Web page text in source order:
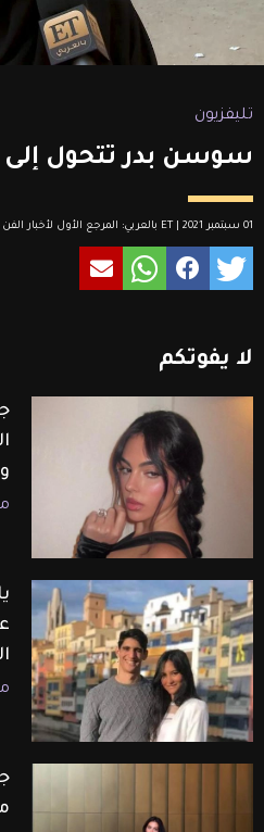
تليفزيون
سوسن بدر تتحول
01 سبتمبر 2021 | ET بالعربي: المرجع الأول لأخبار الفن والترفيه في العالم العربي
لا يفوتكم